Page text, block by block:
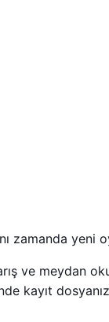
zamanda yeni
ve meydan
kayıt